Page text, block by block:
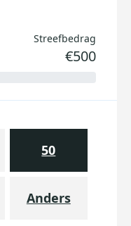
Streefbedrag
€500
50
Anders